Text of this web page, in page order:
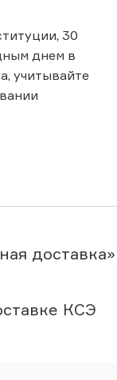
30
днем в
учитывайте
доставка»
КСЭ